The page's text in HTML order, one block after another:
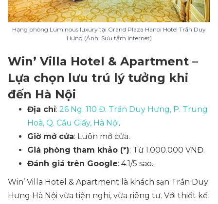
Hạng phòng Luminous luxury tại Grand Plaza Hanoi Hotel Trần Duy
Hưng (Ảnh: Sưu tầm Internet)
Win’ Villa Hotel & Apartment –
Lựa chọn lưu trú lý tưởng khi
đến Hà Nội
Địa chỉ: 26 Ng. 110 Đ. Trần Duy Hưng, P. Trung
Hoà, Q. Cầu Giấy, Hà Nội.
Giờ mở cửa: Luôn mở cửa.
Giá phòng tham khảo (*): Từ 1.000.000 VNĐ.
Đánh giá trên Google: 4.1/5 sao.
Win’ Villa Hotel & Apartment là khách sạn Trần Duy
Hưng Hà Nội vừa tiện nghi, vừa riêng tư. Với thiết kế